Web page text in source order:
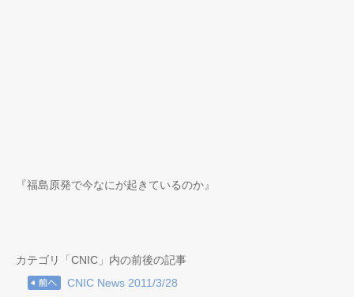
『福島原発で今なにが起きているのか』
カテゴリ「CNIC」内の前後の記事
CNIC News 2011/3/28